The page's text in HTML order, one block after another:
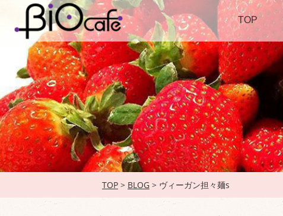
TOP
TOP > BLOG > ヴィーガン担々麺s